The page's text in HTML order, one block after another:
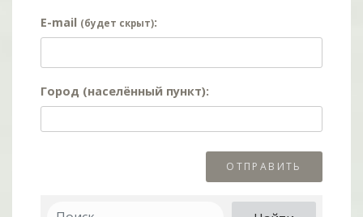
E-mail (будет скрыт):
Город (населённый пункт):